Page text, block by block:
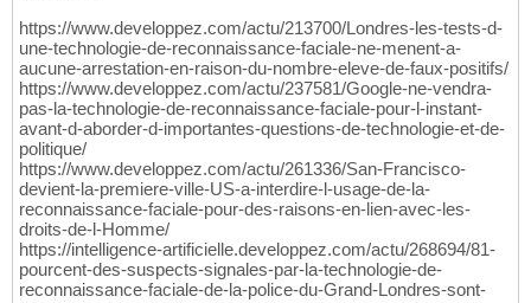
https://www.developpez.com/actu/213700/Londres-les-tests-d-
une-technologie-de-reconnaissance-faciale-ne-menent-a-
aucune-arrestation-en-raison-du-nombre-eleve-de-faux-positifs/
https://www.developpez.com/actu/237581/Google-ne-vendra-
pas-la-technologie-de-reconnaissance-faciale-pour-l-instant-
avant-d-aborder-d-importantes-questions-de-technologie-et-de-
politique/
https://www.developpez.com/actu/261336/San-Francisco-
devient-la-premiere-ville-US-a-interdire-l-usage-de-la-
reconnaissance-faciale-pour-des-raisons-en-lien-avec-les-
droits-de-l-Homme/
https://intelligence-artificielle.developpez.com/actu/268694/81-
pourcent-des-suspects-signales-par-la-technologie-de-
reconnaissance-faciale-de-la-police-du-Grand-Londres-sont-